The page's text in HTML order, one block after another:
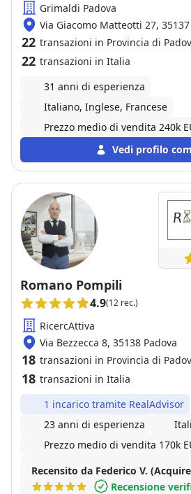
Grimaldi Padova
Via Giacomo Matteotti 27, 35137
22 transazioni in Provincia di
22 transazioni in Italia
31 anni di esperienza
Italiano, Inglese, Francese
Prezzo medio di vendita 240k
Vedi profilo
Romano Pompili
4.9(12 rec.)
RicercAttiva
Via Bezzecca 8, 35138 Padova
18 transazioni in Provincia di
18 transazioni in Italia
1 incarico tramite RealAdvisor
23 anni di esperienza
Prezzo medio di vendita 170k
Recensito da Federico V.
Recensione